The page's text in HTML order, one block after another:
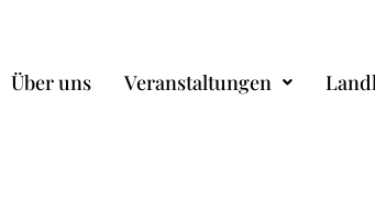
Über uns Veranstaltungen